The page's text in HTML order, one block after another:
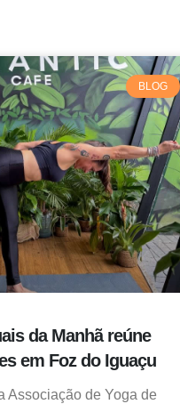
BLOG
da Manhã reúne
em Foz do Iguaçu
Associação de Yoga de